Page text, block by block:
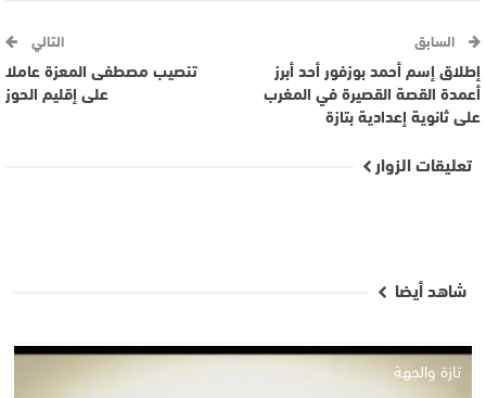
السابق
إطلاق إسم أحمد بوزفور أحد أبرز
أعمدة القصة القصيرة في المغرب
على ثانوية إعدادية بتازة
التالي
تنصيب مصطفى المعزة عاملا
على إقليم الحوز
تعليقات الزوار
شاهد أيضا
تازة والجهة